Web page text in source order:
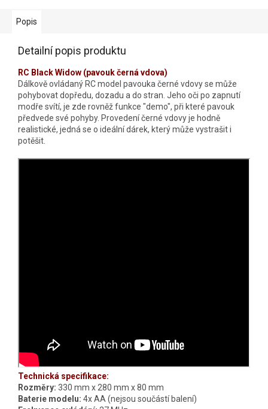
Popis
Detailní popis produktu
RC Black Widow (pavouk černá vdova)
Dálkově ovládaný RC model pavouka černé vdovy se může
pohybovat dopředu, dozadu a do stran. Jeho oči po zapnutí
modře svítí, je zde rovněž funkce "demo", při které pavouk
předvede své pohyby. Provedení černé vdovy je hodně
realistické, jedná se o ideální dárek, který může vystrašit i
potěšit.
Technická specifikace:
Rozměry: 330 mm x 280 mm x 80 mm
Baterie modelu: 4x AA (nejsou součástí balení)